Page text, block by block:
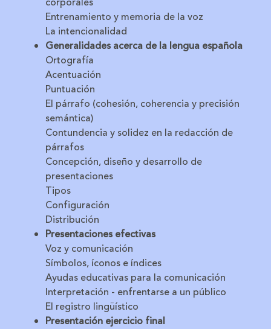
Entrenamiento y memoria de la voz
La intencionalidad
Generalidades acerca de la lengua española
Ortografía
Acentuación
Puntuación
El párrafo (cohesión, coherencia y precisión
semántica)
Contundencia y solidez en la redacción de
párrafos
​Concepción, diseño y desarrollo de
presentaciones
Tipos
Configuración
Distribución
Presentaciones efectivas
Voz y comunicación
Símbolos, íconos e índices
Ayudas educativas para la comunicación
Interpretación - enfrentarse a un público
El registro lingüístico
Presentación ejercicio final